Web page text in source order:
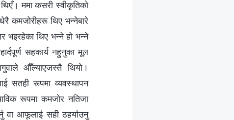
ममा कसरी स्वीकृतिको
कमजोरीहरू थिए भन्नेबारे
भइरहेका थिए भन्ने हो भन्ने
सहकार्य नहुनुका मूल
औँल्याएजस्तै थियो।
सतही रूपमा व्यवस्थापन
रूपमा कमजोर नतिजा
वा आफूलाई सही ठहर्याउनु